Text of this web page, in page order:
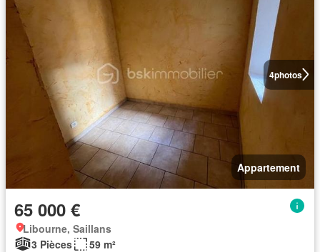
4photos
Appartement
65 000 €
Libourne, Saillans
3 Pièces
59 m²